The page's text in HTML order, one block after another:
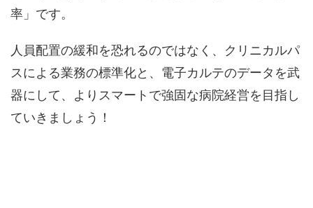
率」です。
人員配置の緩和を恐れるのではなく、クリニカルパ
スによる業務の標準化と、電子カルテのデータを武
器にして、よりスマートで強固な病院経営を目指し
ていきましょう！